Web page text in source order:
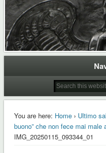
You are here: Home› Ultimo
buono” che non fece mai male
IMG_20250115_093344_01